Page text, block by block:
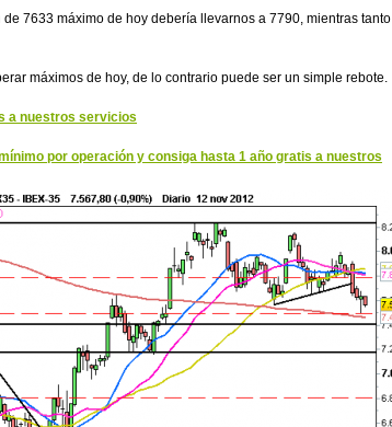
7633 máximo de hoy debería llevarnos a 7790, mientras tanto
máximos de hoy, de lo contrario puede ser un simple rebote.
a nuestros servicios
por operación y consiga hasta 1 año gratis a nuestros